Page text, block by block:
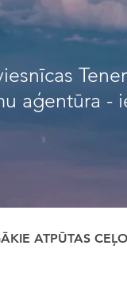
aģentūra -
ATPŪTAS